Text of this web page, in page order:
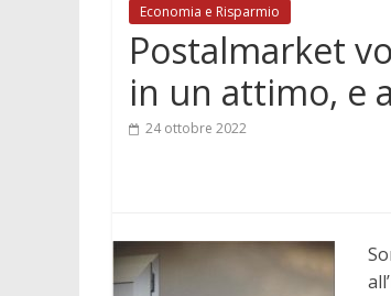
Economia e Risparmio
Postalmarket
in un attimo, e
24 ottobre 2022